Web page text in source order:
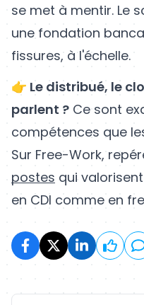
se met à mentir. Le
une fondation
fissures, à l'échelle.
👉 Le distribué, le
parlent ? Ce sont
compétences que
Sur Free-Work,
postes qui
en CDI comme en